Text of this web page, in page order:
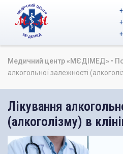
Медичний центр «МЄДІМЕД» •
алкогольної залежності
Лікування
(алкоголізму) в